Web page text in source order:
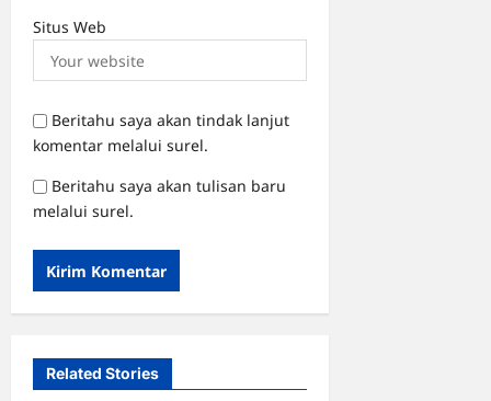
Situs Web
Beritahu saya akan tindak lanjut
komentar melalui surel.
Beritahu saya akan tulisan baru
melalui surel.
Related Stories